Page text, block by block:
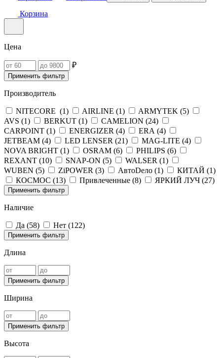
Корзина
Цена
₽
Применить фильтр
Производитель
NITECORE (1) AIRLINE (1) ARMYTEK (5)
AVS (1) BERKUT (1) CAMELION (24)
CARPOINT (1) ENERGIZER (4) ERA (4)
JETBEAM (4) LED LENSER (21) MAG-LITE (4)
NOVA BRIGHT (1) OSRAM (6) PHILIPS (6)
REXANT (10) SNAP-ON (5) WALSER (1)
WUBEN (5) ZiPOWER (3) АвтоDело (1) КИТАЙ (1)
КОСМОС (13) Привлеченные (8) ЯРКИЙ ЛУЧ (27)
Применить фильтр
Наличие
Да (58) Нет (122)
Применить фильтр
Длина
Применить фильтр
Ширина
Применить фильтр
Высота